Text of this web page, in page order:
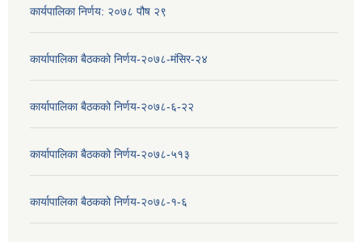
कार्यपालिका निर्णय: २०७८ पौष २९
कार्यापालिका बैठकको निर्णय-२०७८-मंसिर-२४
कार्यापालिका बैठकको निर्णय-२०७८-६-२२
कार्यापालिका बैठकको निर्णय-२०७८-५१३
कार्यापालिका बैठकको निर्णय-२०७८-१-६